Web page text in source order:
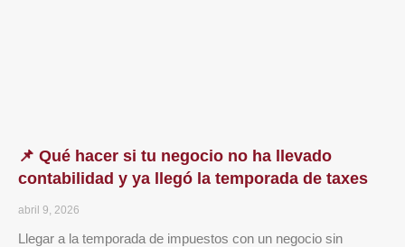
📌 Qué hacer si tu negocio no ha llevado
contabilidad y ya llegó la temporada de taxes
abril 9, 2026
Llegar a la temporada de impuestos con un negocio sin